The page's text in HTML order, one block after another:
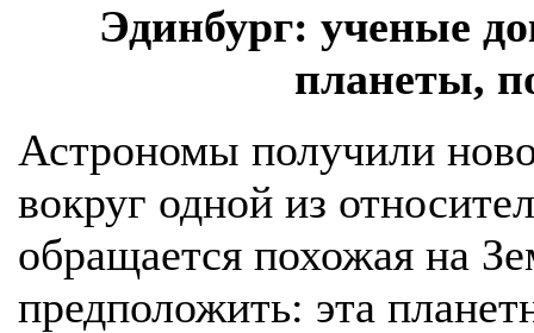
Эдинбург: ученые
планеты,
Астрономы получили
вокруг одной из
обращается похожая на
предположить: эта